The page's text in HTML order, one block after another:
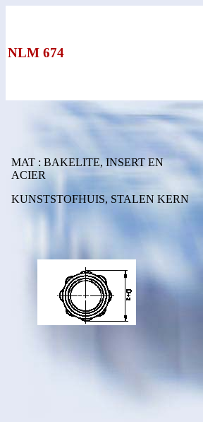
NLM 674
MAT : BAKELITE, INSERT EN
ACIER
KUNSTSTOFHUIS, STALEN KERN